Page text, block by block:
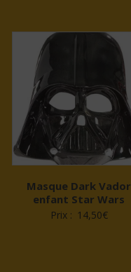
Masque Dark Vador
enfant Star Wars
Prix : 14,50€